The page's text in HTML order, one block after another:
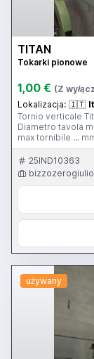
TITAN
Tokarki pionowe
1,00 € (Z
Lokalizacja: 🇮🇹
Tornio verticale
Diametro tavola
max tornibile ...
Torre
25IND10363
używany